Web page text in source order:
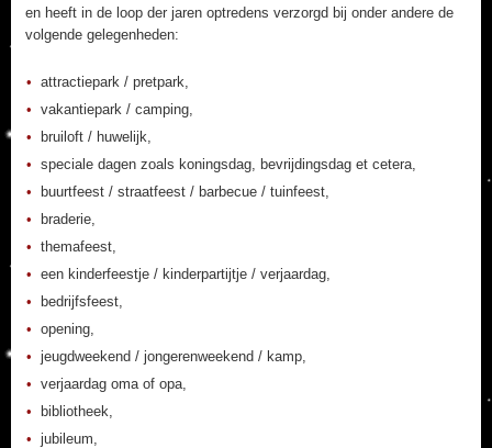
en heeft in de loop der jaren optredens verzorgd bij onder andere de
volgende gelegenheden:
attractiepark / pretpark,
vakantiepark / camping,
bruiloft / huwelijk,
speciale dagen zoals koningsdag, bevrijdingsdag et cetera,
buurtfeest / straatfeest / barbecue / tuinfeest,
braderie,
themafeest,
een kinderfeestje / kinderpartijtje / verjaardag,
bedrijfsfeest,
opening,
jeugdweekend / jongerenweekend / kamp,
verjaardag oma of opa,
bibliotheek,
jubileum,